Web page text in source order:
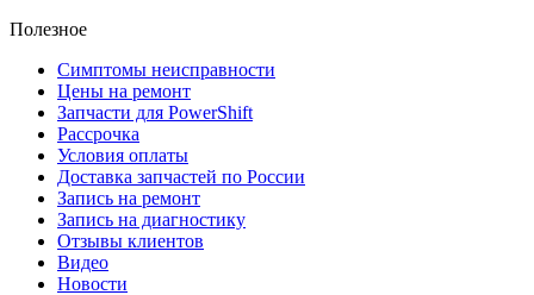
Полезное
Симптомы неисправности
Цены на ремонт
Запчасти для PowerShift
Рассрочка
Условия оплаты
Доставка запчастей по России
Запись на ремонт
Запись на диагностику
Отзывы клиентов
Видео
Новости